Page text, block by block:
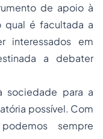
de apoio à
é facultada a
interessados em
a debater
sociedade para a
possível. Com
sempre